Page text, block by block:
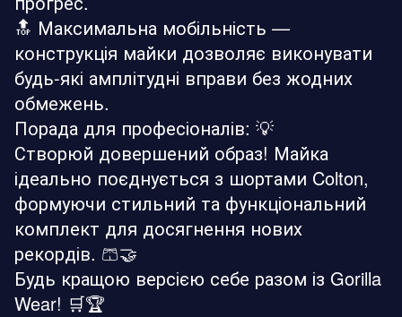
🔝 Максимальна мобільність —
конструкція майки дозволяє виконувати
будь-які амплітудні вправи без жодних
обмежень.
Порада для професіоналів: 💡
Створюй довершений образ! Майка
ідеально поєднується з шортами Colton,
формуючи стильний та функціональний
комплект для досягнення нових
рекордів. 🩳🤝
Будь кращою версією себе разом із Gorilla
Wear! 🛒🏆